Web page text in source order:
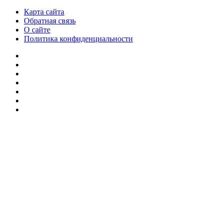
Карта сайта
Обратная связь
О сайте
Политика конфиденциальности